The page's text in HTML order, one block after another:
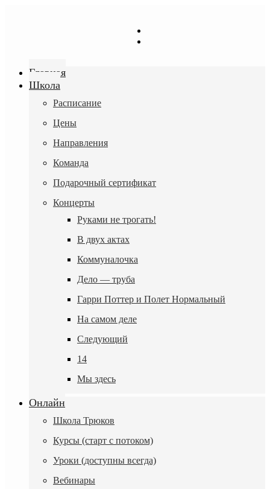
Главная
Школа
Расписание
Цены
Направления
Команда
Подарочный сертификат
Концерты
Руками не трогать!
В двух актах
Коммуналочка
Дело — труба
Гарри Поттер и Полет Нормальный
На самом деле
Следующий
14
Мы здесь
Онлайн
Школа Трюков
Курсы (старт с потоком)
Уроки (доступны всегда)
Вебинары